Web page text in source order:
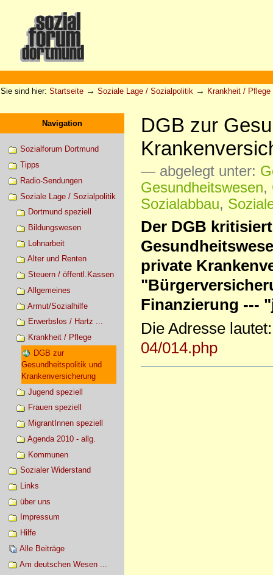
Werkzeuge
Sie sind hier: Startseite → Soziale Lage / Sozialpolitik → Krankheit / Pflege
Navigation
Sozialforum Dortmund
Tipps
Radio-Sendungen
Soziale Lage / Sozialpolitik
Dortmund speziell
Bildungswesen
Lohnarbeit
Alter und Renten
Steuern / öffentl.Kassen
Allgemeines
Armut/Sozialhilfe
Erwerbslos / Hartz ...
Krankheit / Pflege
DGB zur
Gesundheitspolitik und
Krankenversicherung
Jugend speziell
Frauen speziell
MigrantInnen speziell
Agenda 2010 - allg.
Kommunen
Sozialer Widerstand
Links
über uns
Impressum
Hilfe
Alle Beiträge
Am deutschen Wesen ...
DGB zur
— abgelegt unter:
Gesundheitswesen,
Sozialabbau,
Der DGB
private
Finanzierung ---
Die Adresse lautet:
04/014.php